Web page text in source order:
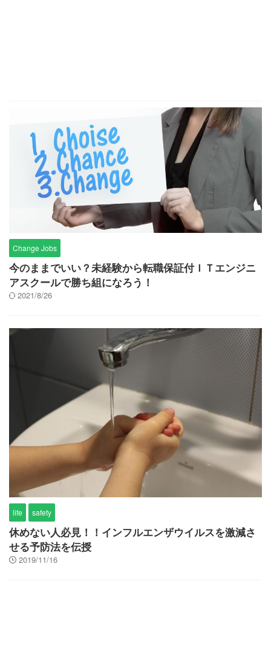
Change Jobs
今のままでいい？未経験から転職保証付ＩＴエンジニ
アスクールで勝ち組になろう！
2021/8/26
life safety
休めない人必見！！インフルエンザウイルスを激減さ
せる予防法を伝授
2019/11/16